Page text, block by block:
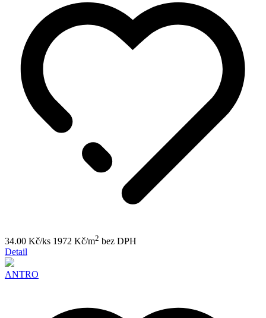
34.00 Kč/ks 1972 Kč/m2 bez DPH
Detail
ANTRO